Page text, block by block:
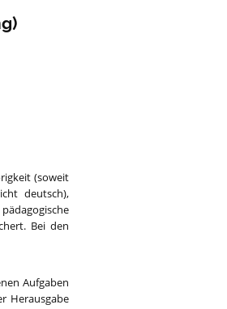
(soweit
deutsch),
Bei den
Aufgaben
Herausgabe